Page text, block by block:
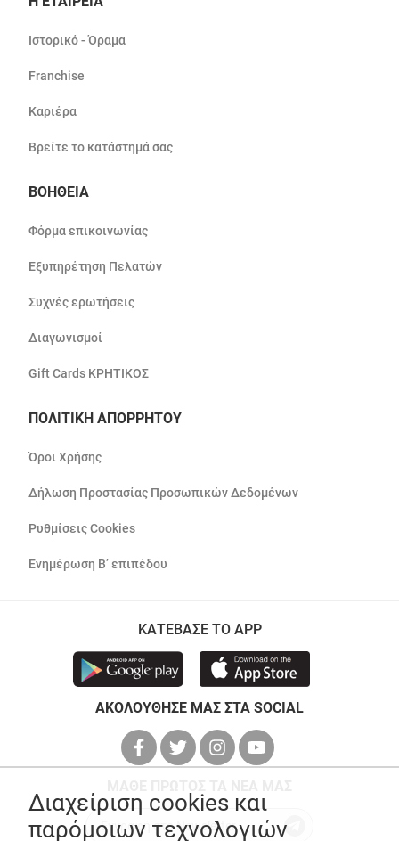
Ιστορικό - Όραμα
Franchise
Καριέρα
Βρείτε το κατάστημά σας
ΒΟΗΘΕΙΑ
Φόρμα επικοινωνίας
Εξυπηρέτηση Πελατών
Συχνές ερωτήσεις
Διαγωνισμοί
Gift Cards ΚΡΗΤΙΚΟΣ
ΠΟΛΙΤΙΚΗ ΑΠΟΡΡΗΤΟΥ
Όροι Χρήσης
Δήλωση Προστασίας Προσωπικών Δεδομένων
Ρυθμίσεις Cookies
Ενημέρωση Β’ επιπέδου
ΚΑΤΕΒΑΣΕ ΤΟ APP
ΑΚΟΛΟΥΘΗΣΕ ΜΑΣ ΣΤΑ SOCIAL
Διαχείριση cookies και
παρόμοιων τεχνολογιών